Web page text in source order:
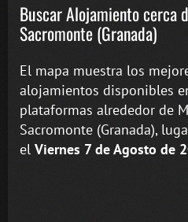
Buscar Alojamiento cerca
Sacromonte (Granada)
El mapa muestra los
alojamientos disponibles
plataformas alrededor de
Sacromonte (Granada),
el Viernes 7 de Agosto de